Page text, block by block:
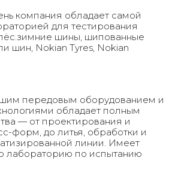
компания обладает самой
для тестирования
шины, шипованные
шин, Nokian Tyres, Nokian
передовым оборудованием и
обладает полным
— от проектирования и
форм, до литья, обработки и
линии. Имеет
лабораторию по испытанию